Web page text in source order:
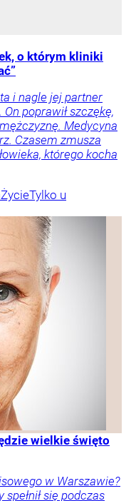
o którym kliniki
i nagle jej partner
poprawił szczękę,
Medycyna
Czasem zmusza
którego kocha
ŻycieTylko u
wielkie święto
w Warszawie?
się podczas